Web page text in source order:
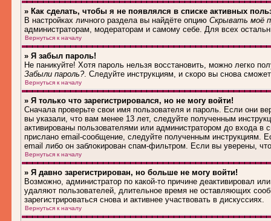
» Как сделать, чтобы я не появлялся в списке активных
В настройках личного раздела вы найдёте опцию Скрывать моё
администраторам, модераторам и самому себе. Для всех
Вернуться к началу
» Я забыл пароль!
Не паникуйте! Хотя пароль нельзя восстановить, можно легко
Забыли пароль?. Следуйте инструкциям, и скоро вы снова
Вернуться к началу
» Я только что зарегистрировался, но не могу войти!
Сначала проверьте свои имя пользователя и пароль. Если они
вы указали, что вам менее 13 лет, следуйте полученным
активированы пользователями или администратором до входа
прислано email-сообщение, следуйте полученным инструкциям.
email либо он заблокирован спам-фильтром. Если вы уверены,
Вернуться к началу
» Я давно зарегистрирован, но больше не могу войти!
Возможно, администратор по какой-то причине деактивировал
удаляют пользователей, длительное время не оставляющих
зарегистрироваться снова и активнее участвовать в дискуссиях.
Вернуться к началу